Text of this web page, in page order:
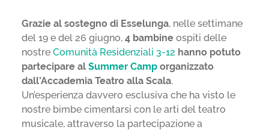
Grazie al sostegno di Esselunga, nelle settimane
del 19 e del 26 giugno, 4 bambineospiti delle
nostre Comunità Residenziali 3-12 hanno potuto
partecipare al Summer Camporganizzato
dall’Accademia Teatro alla Scala.
Un’esperienza davvero esclusiva che ha visto le
nostre bimbe cimentarsi con le arti del teatro
musicale, attraverso la partecipazione a